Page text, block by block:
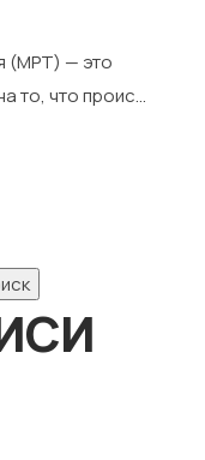
(МРТ) — это
то, что проис...